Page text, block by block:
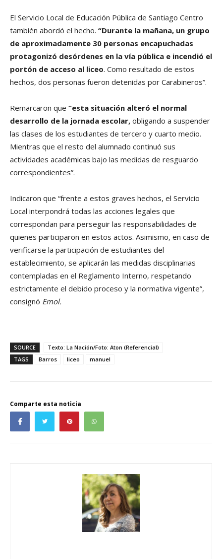
El Servicio Local de Educación Pública de Santiago Centro
también abordó el hecho. “Durante la mañana, un grupo
de aproximadamente 30 personas encapuchadas
protagonizó desórdenes en la vía pública e incendió el
portón de acceso al liceo. Como resultado de estos
hechos, dos personas fueron detenidas por Carabineros”.
Remarcaron que “esta situación alteró el normal
desarrollo de la jornada escolar, obligando a suspender
las clases de los estudiantes de tercero y cuarto medio.
Mientras que el resto del alumnado continuó sus
actividades académicas bajo las medidas de resguardo
correspondientes”.
Indicaron que “frente a estos graves hechos, el Servicio
Local interpondrá todas las acciones legales que
correspondan para perseguir las responsabilidades de
quienes participaron en estos actos. Asimismo, en caso de
verificarse la participación de estudiantes del
establecimiento, se aplicarán las medidas disciplinarias
contempladas en el Reglamento Interno, respetando
estrictamente el debido proceso y la normativa vigente”,
consignó Emol.
SOURCE
Texto: La Nación/Foto: Aton (Referencial)
TAGS
Barros liceo manuel
Comparte esta noticia